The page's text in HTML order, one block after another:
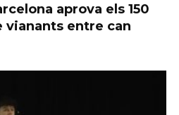
aprova els 150
vianants entre can